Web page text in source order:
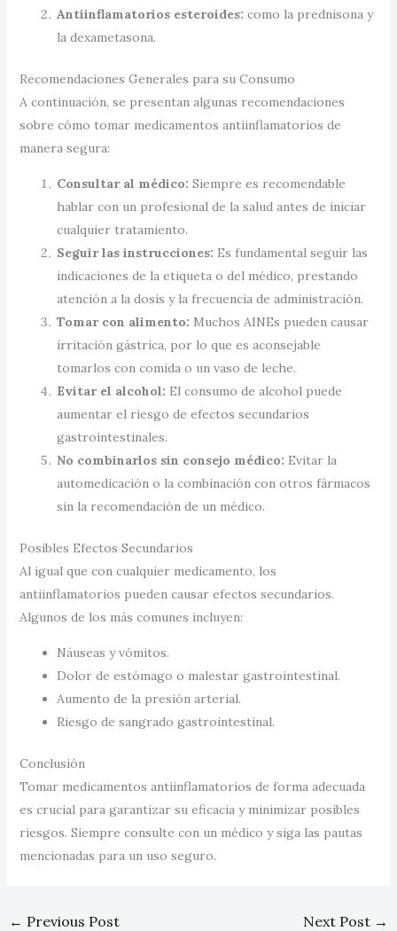
Antiinflamatorios esteroides: como la prednisona y
la dexametasona.
Recomendaciones Generales para su Consumo
A continuación, se presentan algunas recomendaciones
sobre cómo tomar medicamentos antiinflamatorios de
manera segura:
Consultar al médico: Siempre es recomendable
hablar con un profesional de la salud antes de iniciar
cualquier tratamiento.
Seguir las instrucciones: Es fundamental seguir las
indicaciones de la etiqueta o del médico, prestando
atención a la dosis y la frecuencia de administración.
Tomar con alimento: Muchos AINEs pueden causar
irritación gástrica, por lo que es aconsejable
tomarlos con comida o un vaso de leche.
Evitar el alcohol: El consumo de alcohol puede
aumentar el riesgo de efectos secundarios
gastrointestinales.
No combinarlos sin consejo médico: Evitar la
automedicación o la combinación con otros fármacos
sin la recomendación de un médico.
Posibles Efectos Secundarios
Al igual que con cualquier medicamento, los
antiinflamatorios pueden causar efectos secundarios.
Algunos de los más comunes incluyen:
Náuseas y vómitos.
Dolor de estómago o malestar gastrointestinal.
Aumento de la presión arterial.
Riesgo de sangrado gastrointestinal.
Conclusión
Tomar medicamentos antiinflamatorios de forma adecuada
es crucial para garantizar su eficacia y minimizar posibles
riesgos. Siempre consulte con un médico y siga las pautas
mencionadas para un uso seguro.
← Previous Post Next Post →